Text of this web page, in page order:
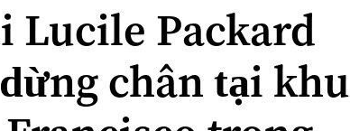
Lucile Packard
chân tại khu